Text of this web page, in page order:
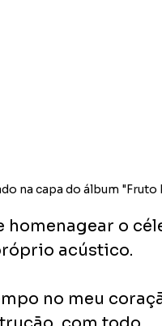
na capa do álbum
homenagear o
acústico.
no meu